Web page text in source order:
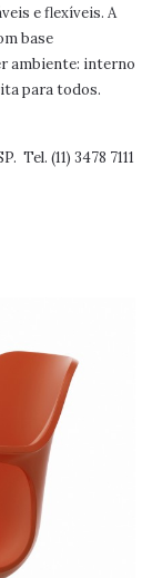
e flexíveis. A
base
ambiente: interno
para todos.
Tel. (11) 3478 7111